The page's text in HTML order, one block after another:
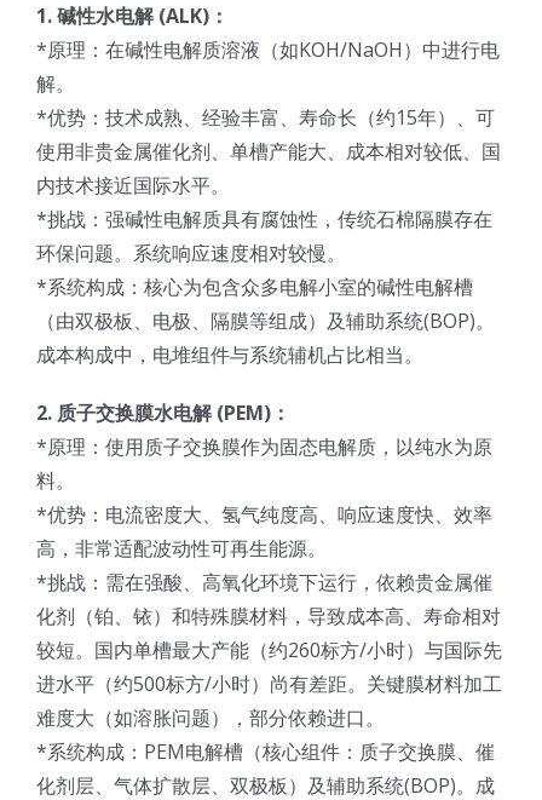
流量
双进液
耐化学腐蚀的喷嘴
喷嘴兼容性
1. 碱性水电解 (ALK)：
*原理：在碱性电解质溶液（如KOH/NaOH）中进行电
解。
*优势：技术成熟、经验丰富、寿命长（约15年）、可
使用非贵金属催化剂、单槽产能大、成本相对较低、国
内技术接近国际水平。
*挑战：强碱性电解质具有腐蚀性，传统石棉隔膜存在
环保问题。系统响应速度相对较慢。
*系统构成：核心为包含众多电解小室的碱性电解槽
（由双极板、电极、隔膜等组成）及辅助系统(BOP)。
成本构成中，电堆组件与系统辅机占比相当。
2. 质子交换膜水电解 (PEM)：
*原理：使用质子交换膜作为固态电解质，以纯水为原
料。
*优势：电流密度大、氢气纯度高、响应速度快、效率
高，非常适配波动性可再生能源。
*挑战：需在强酸、高氧化环境下运行，依赖贵金属催
化剂（铂、铱）和特殊膜材料，导致成本高、寿命相对
较短。国内单槽最大产能（约260标方/小时）与国际先
进水平（约500标方/小时）尚有差距。关键膜材料加工
难度大（如溶胀问题），部分依赖进口。
*系统构成：PEM电解槽（核心组件：质子交换膜、催
化剂层、气体扩散层、双极板）及辅助系统(BOP)。成